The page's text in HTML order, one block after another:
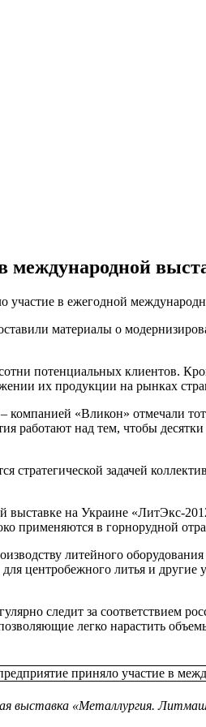
международной
в ежегодной
материалы о
потенциальных клиентов.
их продукции на рынках
«Вликон» отмечали
работают над тем, чтобы
задачей
на Украине «ЛитЭкс-
применяются в горнорудной
литейного
центробежного литья и
следит за соответствием
легко нарастить
выставка «Металлургия.